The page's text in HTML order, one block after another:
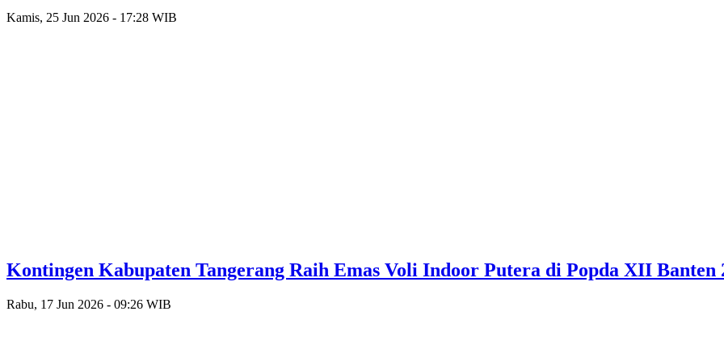
Kamis, 25 Jun 2026 - 17:28 WIB
Kontingen Kabupaten Tangerang Raih Emas Voli Indoor Putera di Popda XII Banten
Rabu, 17 Jun 2026 - 09:26 WIB